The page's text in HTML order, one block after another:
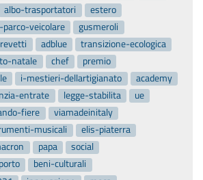
albo-trasportatori
estero
veicolare
gusmeroli
adblue
transizione-ecologica
natale chef
premio
i-mestieri-dellartigianato
academy
entrate legge-stabilita
ue
fiere
viamadeinitaly
musicali
elis-piaterra
papa
social
beni-culturali